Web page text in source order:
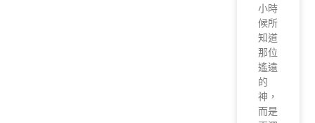
小時
候所
知道
那位
遙遠
的
神，
而是